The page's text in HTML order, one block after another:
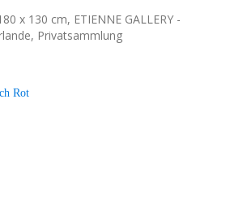
x 130 cm, ETIENNE GALLERY -
Privatsammlung